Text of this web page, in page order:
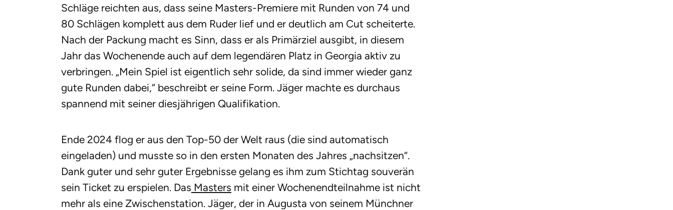
Schläge reichten aus, dass seine Masters-Premiere mit Runden von 74 und
80 Schlägen komplett aus dem Ruder lief und er deutlich am Cut scheiterte.
Nach der Packung macht es Sinn, dass er als Primärziel ausgibt, in diesem
Jahr das Wochenende auch auf dem legendären Platz in Georgia aktiv zu
verbringen. „Mein Spiel ist eigentlich sehr solide, da sind immer wieder ganz
gute Runden dabei,“ beschreibt er seine Form. Jäger machte es durchaus
spannend mit seiner diesjährigen Qualifikation.
Ende 2024 flog er aus den Top-50 der Welt raus (die sind automatisch
eingeladen) und musste so in den ersten Monaten des Jahres „nachsitzen“.
Dank guter und sehr guter Ergebnisse gelang es ihm zum Stichtag souverän
sein Ticket zu erspielen. Das Masters mit einer Wochenendteilnahme ist nicht
mehr als eine Zwischenstation. Jäger, der in Augusta von seinem Münchner